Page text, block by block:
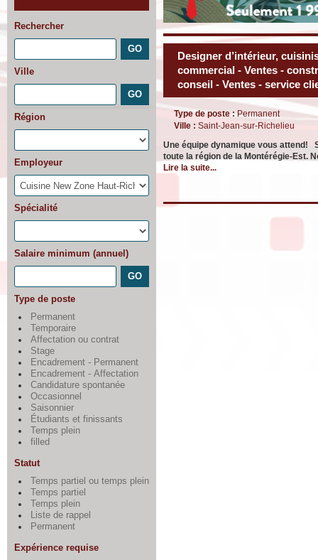
Rechercher
Ville
Région
Employeur
Spécialité
Salaire minimum (annuel)
Type de poste
Permanent
Temporaire
Affectation ou contrat
Stage
Encadrement - Permanent
Encadrement - Affectation
Candidature spontanée
Occasionnel
Saisonnier
Étudiants et finissants
Temps plein
filled
Statut
Temps partiel ou temps plein
Temps partiel
Temps plein
Liste de rappel
Permanent
Expérience requise
Designer d’intérieur,
commercial - Ventes -
conseil - Ventes - service
Type de poste : Permanent
Ville : Saint-Jean-sur-Richelieu
Une équipe dynamique vous attend!
toute la région de la Montérégie-Est.
Lire la suite...